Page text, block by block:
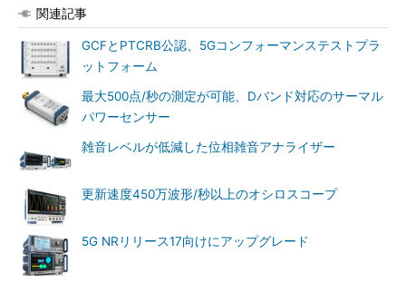
関連記事
GCFとPTCRB公認、5Gコンフォーマンステストプラ
ットフォーム
最大500点/秒の測定が可能、Dバンド対応のサーマル
パワーセンサー
雑音レベルが低減した位相雑音アナライザー
更新速度450万波形/秒以上のオシロスコープ
5G NRリリース17向けにアップグレード